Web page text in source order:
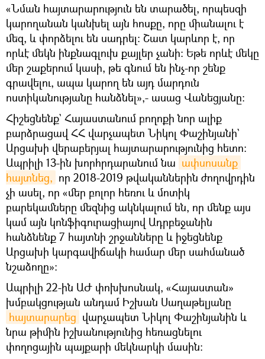
«Նման հայտարարություն են տարածել, որպեսզի
կարողանան կանխել այն հոսքը, որը միանալու է
մեզ, և փորձելու են սադրել։ Շատ կարևոր է, որ
որևէ մեկն ինքնագլուխ քայլեր չանի։ Եթե որևէ մեկը
մեր շաքերում կասի, թե գնում են ինչ-որ շենք
գրավելու, ապա կարող են այդ մարդուն
ոստիկանությանը հանձնել»,- ասաց Վանեցյանը։
Հիշեցնենք` Հայաստանում բողոքի նոր ալիք
բարձրացավ ՀՀ վարչապետ Նիկոլ Փաշինյանի`
Արցախի վերաբերյալ հայտարարությունից հետո։
Ապրիլի 13-ին խորհրդարանում նա ափսոսանք
հայտնեց, որ 2018-2019 թվականներին ժողովրդին
չի ասել, որ «մեր բոլոր հեռու և մոտիկ
բարեկամները մեզնից ակնկալում են, որ մենք այս
կամ այն կոնֆիգուրացիայով Ադրբեջանին
հանձնենք 7 հայտնի շրջանները և իջեցնենք
Արցախի կարգավիճակի համար մեր սահմանած
նշաձողը»։
Ապրիլի 22-ին ԱԺ փոխխոսնակ, «Հայաստան»
խմբակցության անդամ Իշխան Սաղաթելյանը
հայտարարեց վարչապետ Նիկոլ Փաշինյանին և
նրա թիմին իշխանությունից հեռացնելու
փողոցային պայքարի մեկնարկի մասին։